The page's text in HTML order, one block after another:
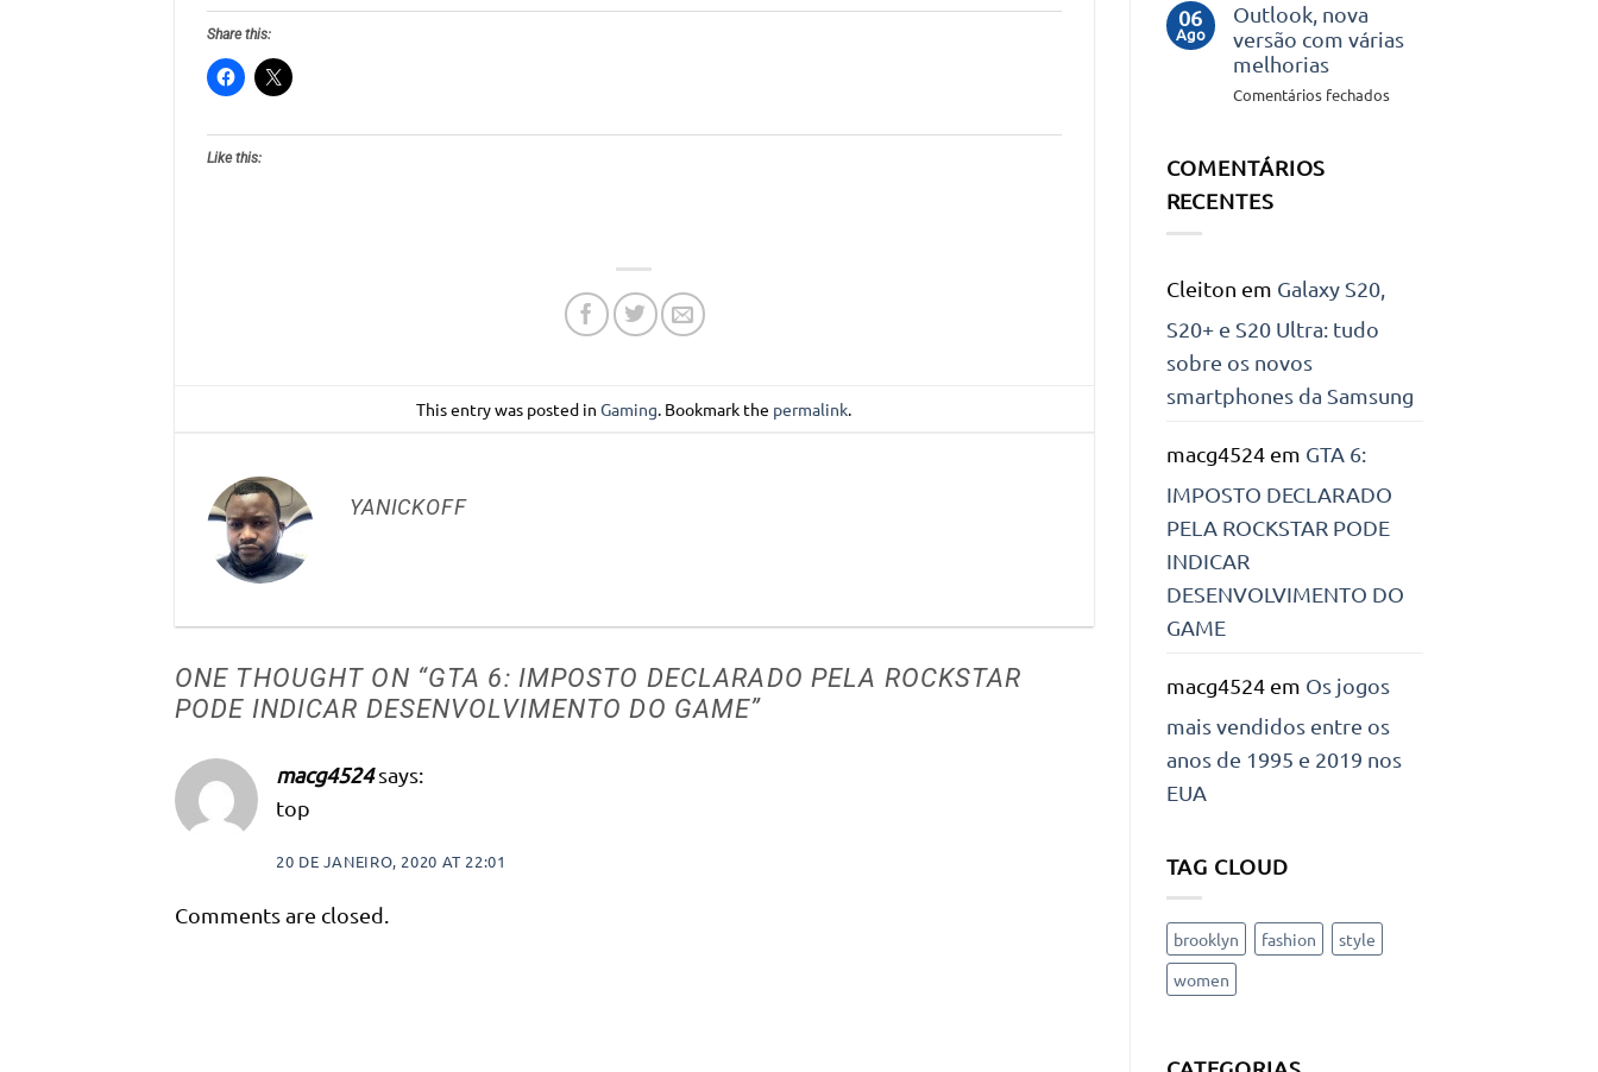
Share this:
Like this:
This entry was posted inGaming . Bookmark the permalink
YANICKOFF
ONE THOUGHT ON “GTA 6: IMPOSTO DECLARADO PELA ROCKSTAR
PODE INDICAR DESENVOLVIMENTO DO GAME”
macg4524 says:
top
20 DE JANEIRO, 2020 AT 22:01
Comments are closed.
remover
função
06
Ago
Outlook, nova
versão com várias
melhorias
Comentários fechadosem
COMENTÁRIOS
RECENTES
Cleiton em Galaxy S20,
S20+ e S20 Ultra: tudo
sobre os novos
smartphones da Samsung
macg4524em GTA 6:
IMPOSTO DECLARADO
PELA ROCKSTAR PODE
INDICAR
DESENVOLVIMENTO DO
GAME
macg4524em Os jogos
mais vendidos entre os
anos de 1995 e 2019 nos
EUA
TAG CLOUD
brooklyn fashion
style
women